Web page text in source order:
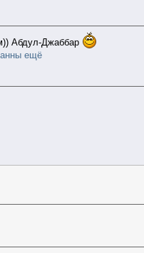
Абдул-Джаббар
ещё